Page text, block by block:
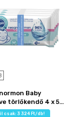
Baby
törlőkendő 4 x 55
csak: 3 324 Ft/db!